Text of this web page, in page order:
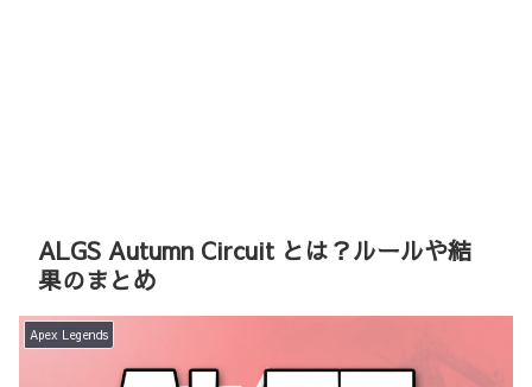
ALGS Autumn Circuit とは？ルールや結
果のまとめ
Apex Legends